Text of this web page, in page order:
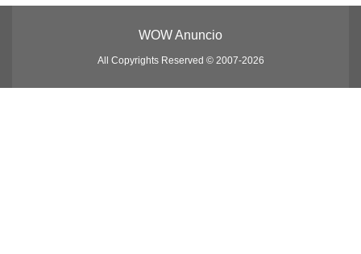
WOW Anuncio
All Copyrights Reserved © 2007-2026